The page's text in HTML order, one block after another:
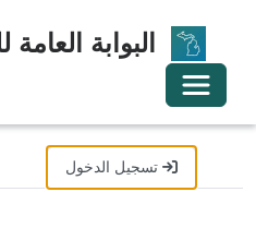
البوابة
تبديل التنقل
تسجيل الدخول